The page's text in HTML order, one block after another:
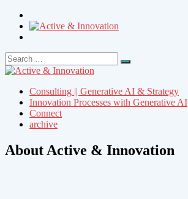
Search
for:
Search
Consulting || Generative AI & Strategy
Innovation Processes with Generative AI
Connect
archive
About Active & Innovation